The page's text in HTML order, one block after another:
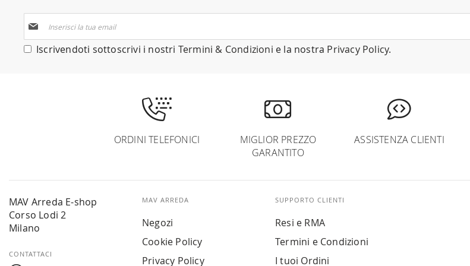
alla
nostra
Iscrivendoti sottoscrivi i nostri Termini & Condizioni e la nostra Privacy Policy.
ORDINI TELEFONICI
MIGLIOR PREZZO
GARANTITO
ASSISTENZA CLIENTI
MAV Arreda E-shop
Corso Lodi 2
Milano
CONTATTACI
MAV ARREDA
Negozi
Cookie Policy
Privacy Policy
SUPPORTO CLIENTI
Resi e RMA
Termini e Condizioni
I tuoi Ordini